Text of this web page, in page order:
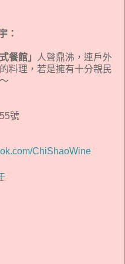
：
餐館」
人聲鼎沸，連戶外
料理，若是擁有十分親民
號
ChiShaoWine